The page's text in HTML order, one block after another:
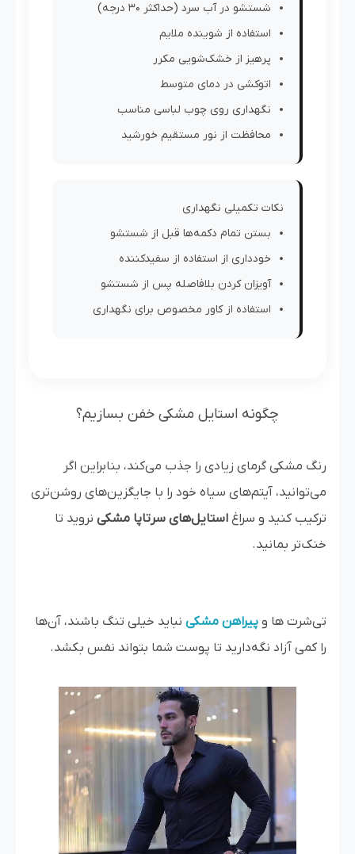
شستشو در آب سرد (حداکثر 30 درجه)
استفاده از شوینده ملایم
پرهیز از خشک‌شویی مکرر
اتوکشی در دمای متوسط
نگهداری روی چوب لباسی مناسب
محافظت از نور مستقیم خورشید
نکات تکمیلی نگهداری
بستن تمام دکمه‌ها قبل از شستشو
خودداری از استفاده از سفیدکننده
آویزان کردن بلافاصله پس از شستشو
استفاده از کاور مخصوص برای نگهداری
چگونه استایل مشکی خفن بسازیم؟
رنگ مشکی گرمای زیادی را جذب می‌کند، بنابراین اگر
می‌توانید، آیتم‌های سیاه خود را با جایگزین‌های روشن‌تری
ترکیب کنید و سراغ استایل‌های سرتاپا مشکی نروید تا
خنک‌تر بمانید.
تی‌شرت ها و پیراهن مشکی نباید خیلی تنگ باشند، آن‌ها
را کمی آزاد نگه‌دارید تا پوست شما بتواند نفس بکشد.